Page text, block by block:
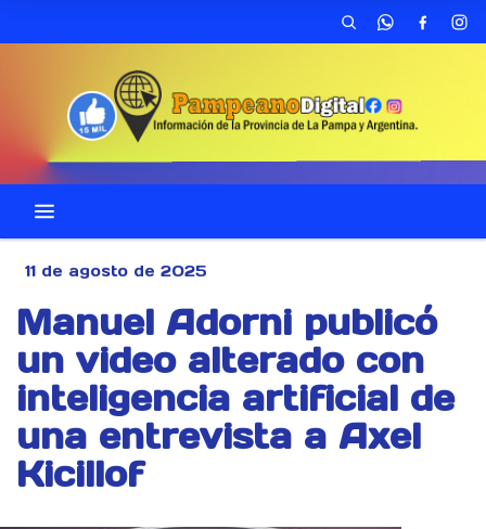
11 de agosto de 2025
Manuel Adorni publicó
un video alterado con
inteligencia artificial de
una entrevista a Axel
Kicillof